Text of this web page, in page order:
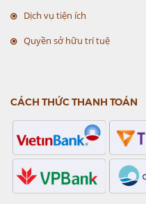
Dịch vụ tiện ích
Quyền sở hữu trí tuệ
CÁCH THỨC THANH TOÁN